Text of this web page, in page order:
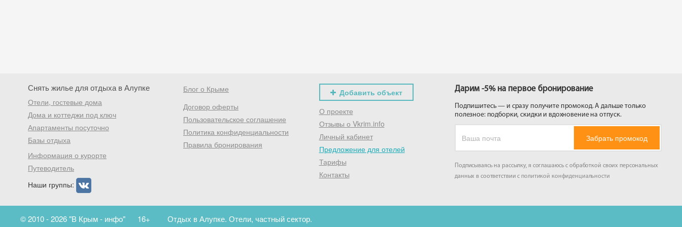
Снять жилье для отдыха в Алупке
Отели, гостевые дома
Дома и коттеджи под ключ
Апартаменты посуточно
Базы отдыха
Информация о курорте
Путеводитель
Наши группы:
Блог о Крыме
Договор оферты
Пользовательское соглашение
Политика конфиденциальности
Правила бронирования
Добавить объект
О проекте
Отзывы о Vkrim.info
Личный кабинет
Предложение для отелей
Тарифы
Контакты
Дарим -5% на первое бронирование
Подпишитесь — и сразу получите промокод. А дальше только
полезное: подборки, скидки и вдохновение на отпуск.
Забрать промокод
Подписываясь на рассылку, я соглашаюсь с обработкой своих персональных
данных в соответствии с политикой конфиденциальности
© 2010 - 2026 "В Крым - инфо" 16+ Отдых в Алупке. Отели, частный сектор.